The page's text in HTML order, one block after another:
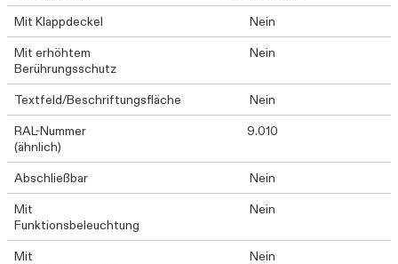
Mit Klappdeckel
Nein
Mit erhöhtem
Berührungsschutz
Nein
Textfeld/Beschriftungsfläche
Nein
RAL-Nummer
(ähnlich)
9.010
Abschließbar
Nein
Mit
Funktionsbeleuchtung
Nein
Mit
Nein